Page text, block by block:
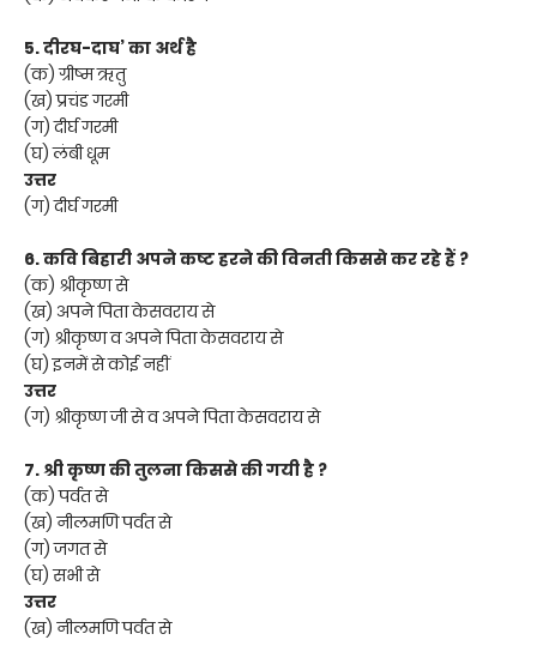
5. दीरघ-दाघ’ का अर्थ है
(क) ग्रीष्म ऋतु
(ख) प्रचंड गरमी
(ग) दीर्घ गरमी
(घ) लंबी धूम
उत्तर
(ग) दीर्घ गरमी
6. कवि बिहारी अपने कष्ट हरने की विनती किससे कर रहे हैं ?
(क) श्रीकृष्ण से
(ख) अपने पिता केसवराय से
(ग) श्रीकृष्ण व अपने पिता केसवराय से
(घ) इनमें से कोई नहीं
उत्तर
(ग) श्रीकृष्ण जी से व अपने पिता केसवराय से
7. श्री कृष्ण की तुलना किससे की गयी है ?
(क) पर्वत से
(ख) नीलमणि पर्वत से
(ग) जगत से
(घ) सभी से
उत्तर
(ख) नीलमणि पर्वत से